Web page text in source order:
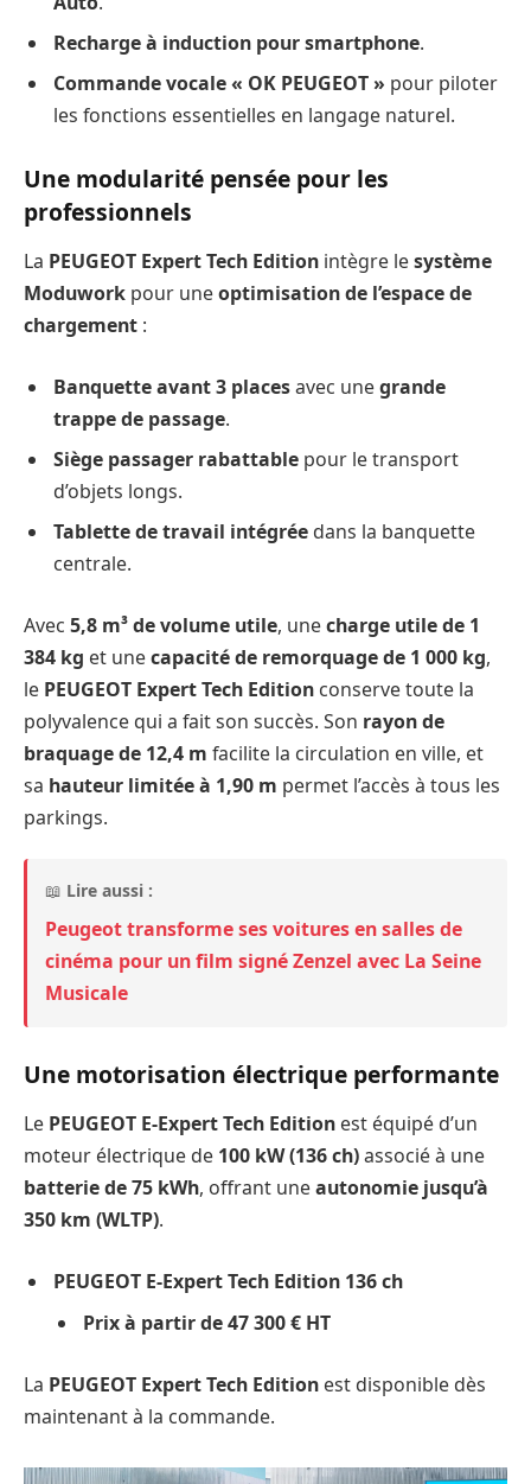
Recharge à induction pour smartphone.
Commande vocale « OK PEUGEOT » pour piloter
les fonctions essentielles en langage naturel.
Une modularité pensée pour les
professionnels
La PEUGEOT Expert Tech Edition intègre lesystème
Moduwork pour uneoptimisation de l’espace de
chargement :
Banquette avant 3 placesavec unegrande
trappe de passage.
Siège passager rabattable pour le transport
d’objets longs.
Tablette de travail intégrée dans la banquette
centrale.
Avec 5,8 m³ de volume utile, unecharge utile de 1
384 kg et unecapacité de remorquage de 1 000 kg,
le PEUGEOT Expert Tech Edition conserve toute la
polyvalence qui a fait son succès. Son rayon de
braquage de 12,4 m facilite la circulation en ville, et
sa hauteur limitée à 1,90 m permet l’accès à tous les
parkings.
📖 Lire aussi :
Peugeot transforme ses voitures en salles de
cinéma pour un film signé Zenzel avec La Seine
Musicale
Une motorisation électrique performante
Le PEUGEOT E-Expert Tech Edition est équipé d’un
moteur électrique de 100 kW (136 ch)associé à une
batterie de 75 kWh, offrant uneautonomie jusqu’à
350 km (WLTP).
PEUGEOT E-Expert Tech Edition 136 ch
Prix à partir de 47 300 € HT
La PEUGEOT Expert Tech Edition est disponible dès
maintenant à la commande.